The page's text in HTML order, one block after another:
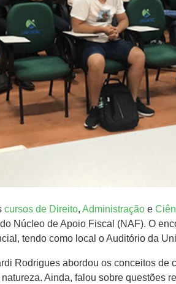
cursos de Direito, Administração e
Núcleo de Apoio Fiscal (NAF). O
tendo como local o Auditório da
Rodrigues abordou os conceitos
Ainda, falou sobre questões